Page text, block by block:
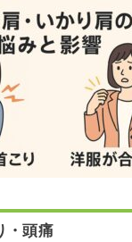
・頭痛